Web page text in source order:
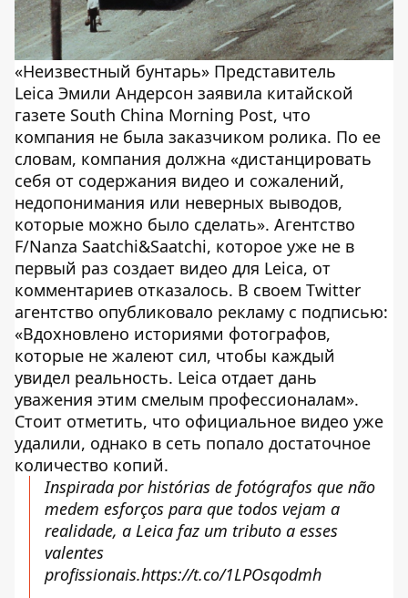
«Неизвестный бунтарь» Представитель
Leica Эмили Андерсон заявила китайской
газете South China Morning Post, что
компания не была заказчиком ролика. По ее
словам, компания должна «дистанцировать
себя от содержания видео и сожалений,
недопонимания или неверных выводов,
которые можно было сделать». Агентство
F/Nanza Saatchi&Saatchi, которое уже не в
первый раз создает видео для Leica, от
комментариев отказалось. В своем Twitter
агентство опубликовало рекламу с подписью:
«Вдохновлено историями фотографов,
которые не жалеют сил, чтобы каждый
увидел реальность. Leica отдает дань
уважения этим смелым профессионалам».
Стоит отметить, что официальное видео уже
удалили, однако в сеть попало достаточное
количество копий.
Inspirada por histórias de fotógrafos que não
medem esforços para que todos vejam a
realidade, a Leica faz um tributo a esses
valentes
profissionais.https://t.co/1LPOsqodmh